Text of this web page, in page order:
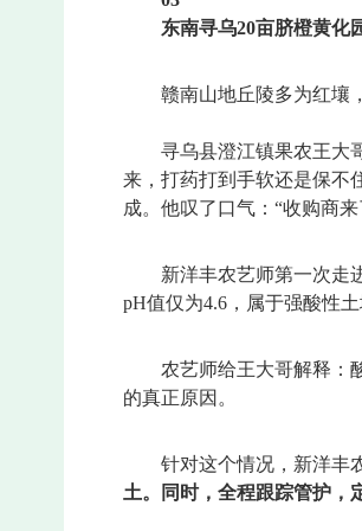
东南寻乌20亩脐橙黄化
赣南山地丘陵多为红壤
寻乌县澄江镇果农王大
来，打药打到手软还是保不
成。他叹了口气：“收购商
新洋丰农艺师第一次走
pH值仅为4.6，属于强酸性土
农艺师给王大哥解释：
的真正原因。
针对这个情况，新洋丰
土。同时，全程跟踪管护，